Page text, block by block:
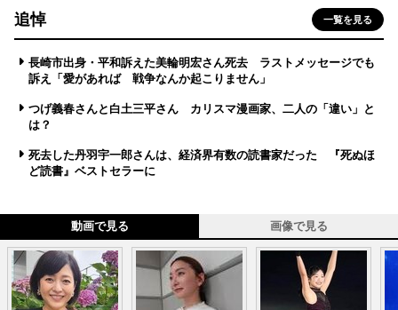
追悼 一覧を見る
長崎市出身・平和訴えた美輪明宏さん死去 ラストメッセージでも
訴え「愛があれば 戦争なんか起こりません」
つげ義春さんと白土三平さん カリスマ漫画家、二人の「違い」と
は？
死去した丹羽宇一郎さんは、経済界有数の読書家だった 『死ぬほ
ど読書』ベストセラーに
動画で見る 画像で見る